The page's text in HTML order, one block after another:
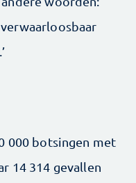
000 botsingen met
14 314 gevallen